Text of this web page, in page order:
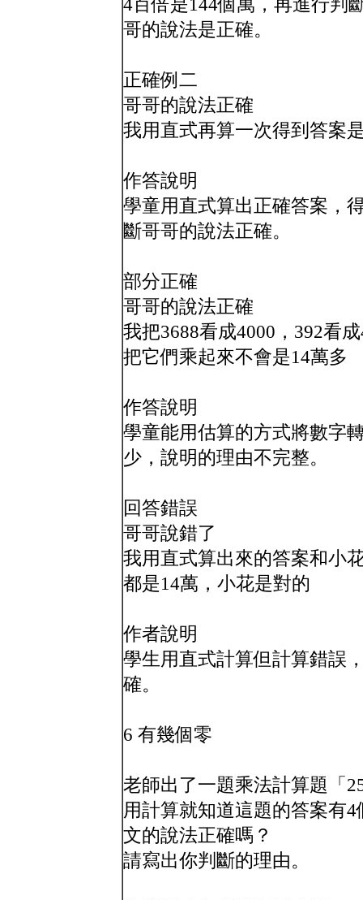
4百倍是144個萬，再進行判
哥的說法是正確。
正確例二
哥哥的說法正確
我用直式再算一次得到答案
作答說明
學童用直式算出正確答案，
斷哥哥的說法正確。
部分正確
哥哥的說法正確
我把3688看成4000，392看
把它們乘起來不會是14萬多
作答說明
學童能用估算的方式將數字
少，說明的理由不完整。
回答錯誤
哥哥說錯了
我用直式算出來的答案和小
都是14萬，小花是對的
作者說明
學生用直式計算但計算錯誤
確。
6 有幾個零
老師出了一題乘法計算題「
用計算就知道這題的答案有
文的說法正確嗎？
請寫出你判斷的理由。